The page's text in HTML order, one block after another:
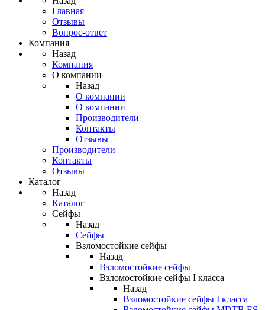
Главная
Отзывы
Вопрос-ответ
Компания
Назад
Компания
О компании
Назад
О компании
О компании
Производители
Контакты
Отзывы
Производители
Контакты
Отзывы
Каталог
Назад
Каталог
Сейфы
Назад
Сейфы
Взломостойкие сейфы
Назад
Взломостойкие сейфы
Взломостойкие сейфы I класса
Назад
Взломостойкие сейфы I класса